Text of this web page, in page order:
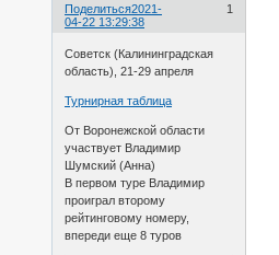
Поделиться 1
2021-
04-22 13:29:38
Советск (Калининградская
область), 21-29 апреля
Турнирная таблица
От Воронежской области
участвует Владимир
Шумский (Анна)
В первом туре Владимир
проиграл второму
рейтинговому номеру,
впереди еще 8 туров